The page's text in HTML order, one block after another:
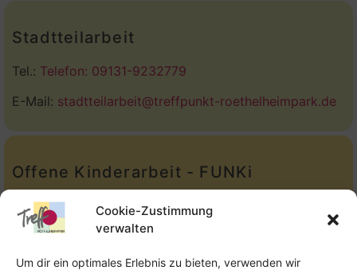
Cookie-Zustimmung
verwalten
Um dir ein optimales Erlebnis zu bieten, verwenden wir
Stadtteilarbeit
Tel.: Telefon: 09131-9232779
E-Mail: stadtteilarbeit@treffpunkt-roethelheimpark.de
Offene Kinderarbeit - FUNKi
Tel.:Telefon: 09131-610749
E-Mail:oka@treffpunkt-roethelheimpark.de